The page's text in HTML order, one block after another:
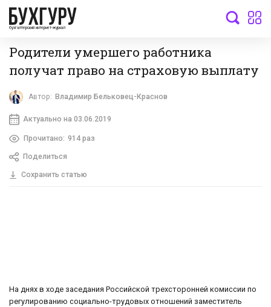
бухгалтерский интернет-журнал
Родители умершего работника
получат право на страховую выплату
Автор: Владимир Бельковец-Краснов
Актуально на 03.06.2019
Прочитано: 914 раз
Поделиться
Сохранить статью
На днях в ходе заседания Российской трехсторонней комиссии по
регулированию социально-трудовых отношений заместитель